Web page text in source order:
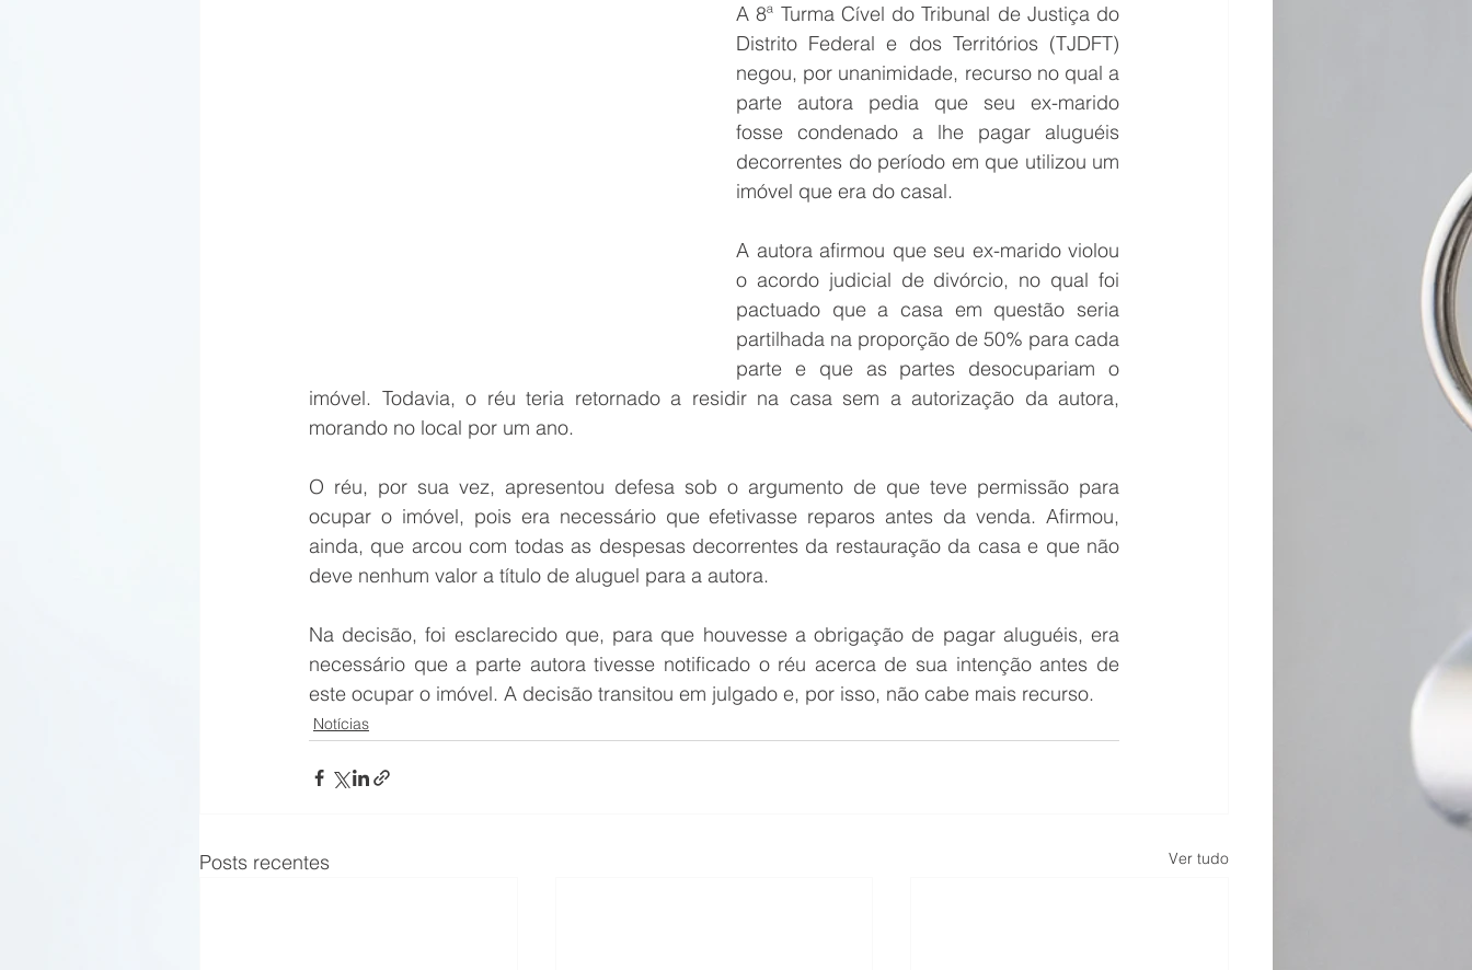
A 8ª Turma Cível do Tribunal de Justiça do
Distrito Federal e dos Territórios (TJDFT)
negou, por unanimidade, recurso no qual a
parte autora pedia que seu ex-marido
fosse condenado a lhe pagar aluguéis
decorrentes do período em que utilizou um
imóvel que era do casal.
A autora afirmou que seu ex-marido violou
o acordo judicial de divórcio, no qual foi
pactuado que a casa em questão seria
partilhada na proporção de 50% para cada
parte e que as partes desocupariam o
imóvel. Todavia, o réu teria retornado a residir na casa sem a autorização da autora,
morando no local por um ano.
O réu, por sua vez, apresentou defesa sob o argumento de que teve permissão para
ocupar o imóvel, pois era necessário que efetivasse reparos antes da venda. Afirmou,
ainda, que arcou com todas as despesas decorrentes da restauração da casa e que não
deve nenhum valor a título de aluguel para a autora.
Na decisão, foi esclarecido que, para que houvesse a obrigação de pagar aluguéis, era
necessário que a parte autora tivesse notificado o réu acerca de sua intenção antes de
este ocupar o imóvel. A decisão transitou em julgado e, por isso, não cabe mais recurso.
Notícias
Posts recentes Ver tudo